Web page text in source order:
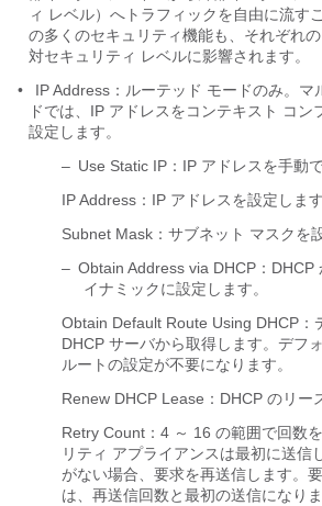
ィ レベル）へトラフィックを自由に流す
の多くのセキュリティ機能も、それぞれ
対セキュリティ レベルに影響されます。
•
IP Address ：ルーテッド モードのみ。
ドでは、IP アドレスをコンテキスト コン
設定します。
– Use Static IP：IP アドレスを手動
IP Address：IP アドレスを設定します
Subnet Mask：サブネット マスクを
– Obtain Address via DHCP ：
イナミックに設定します。
Obtain Default Route Using DHCP：
DHCP サーバから取得します。デフ
ルートの設定が不要になります。
Renew DHCP Lease：DHCP のリー
Retry Count：4 ～ 16 の範囲で回数
リティ アプライアンスは最初に送信
がない場合、要求を再送信します。
は、再送信回数と最初の送信になり